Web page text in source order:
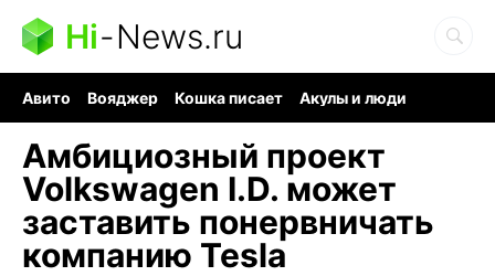
Hi-News.ru
Авито Вояджер Кошка писает
Акулы и люди
Амбициозный проект
Volkswagen I.D. может
заставить понервничать
компанию Tesla